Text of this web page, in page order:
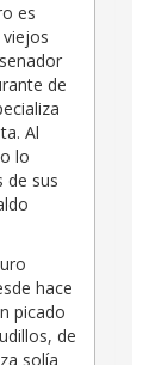
es
de
Al
lo
de sus
hace
picado
de
solía